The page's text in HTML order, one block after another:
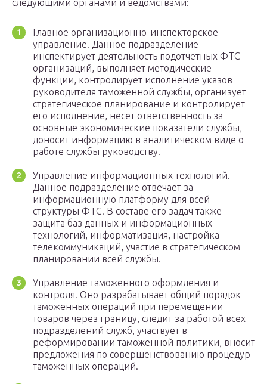
следующими органами и ведомствами:
Главное организационно-инспекторское
управление. Данное подразделение
инспектирует деятельность подотчетных ФТС
организаций, выполняет методические
функции, контролирует исполнение указов
руководителя таможенной службы, организует
стратегическое планирование и контролирует
его исполнение, несет ответственность за
основные экономические показатели службы,
доносит информацию в аналитическом виде о
работе службы руководству.
Управление информационных технологий.
Данное подразделение отвечает за
информационную платформу для всей
структуры ФТС. В составе его задач также
защита баз данных и информационных
технологий, информатизация, настройка
телекоммуникаций, участие в стратегическом
планировании всей службы.
Управление таможенного оформления и
контроля. Оно разрабатывает общий порядок
таможенных операций при перемещении
товаров через границу, следит за работой всех
подразделений служб, участвует в
реформировании таможенной политики, вносит
предложения по совершенствованию процедур
таможенных операций.